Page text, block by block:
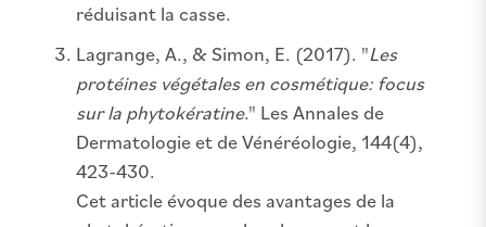
réduisant la casse.
Lagrange, A., & Simon, E. (2017). "Les
protéines végétales en cosmétique: focus
sur la phytokératine." Les Annales de
Dermatologie et de Vénéréologie, 144(4),
423-430.
Cet article évoque des avantages de la